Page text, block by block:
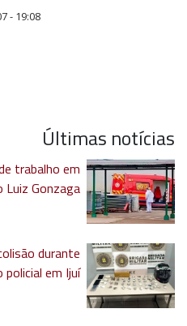
- 19:08
Últimas notícias
trabalho em
Gonzaga
durante
policial em Ijuí